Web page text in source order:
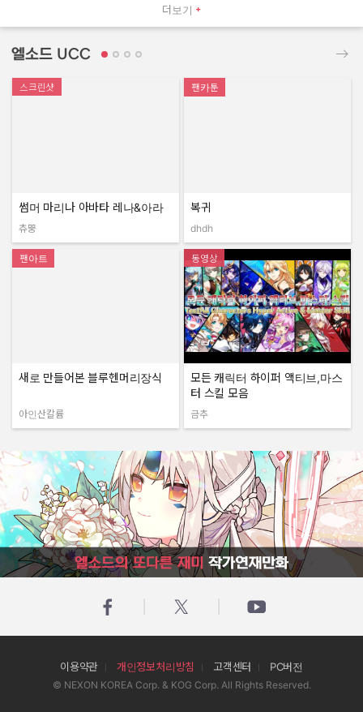
더보기
엘소드 UCC
스크린샷
썸머 마리나 아바타 레나&아라
작성자:
츄뿡
팬카툰
복귀
dhdh
팬아트
새로 만들어본 블루헨머리장식
작성자:
아인산칼륨
동영상
모든 캐릭터 하이퍼 액티브,마스
터 스킬 모음
작성자:
금추
엘소드의 또다른 재미 작가연재만화
이용약관 개인정보처리방침 고객센터 PC버전
© NEXON KOREA Corp. & KOG Corp. All Rights Reserved.